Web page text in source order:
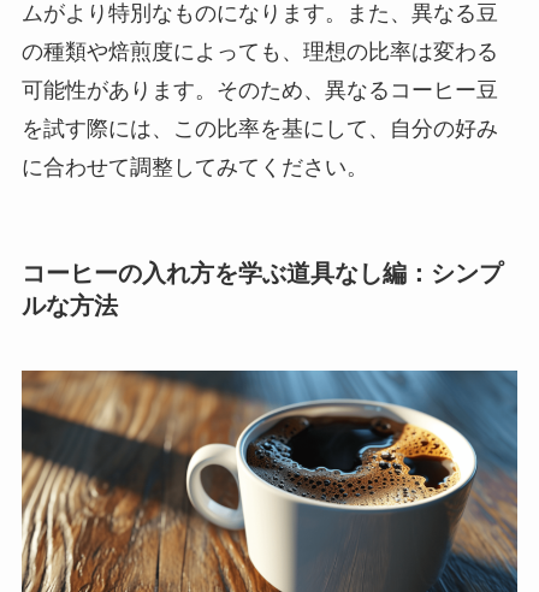
ムがより特別なものになります。また、異なる豆
の種類や焙煎度によっても、理想の比率は変わる
可能性があります。そのため、異なるコーヒー豆
を試す際には、この比率を基にして、自分の好み
に合わせて調整してみてください。
コーヒーの入れ方を学ぶ道具なし編：シンプ
ルな方法